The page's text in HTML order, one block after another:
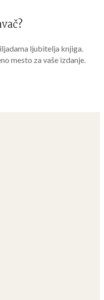
ljubitelja knjiga.
mesto za vaše izdanje.